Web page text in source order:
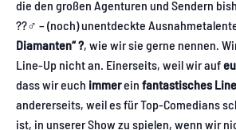
die den großen Agenturen und Sendern
??‍♂️ – (noch) unentdeckte
Diamanten“ ?, wie wir sie gerne nennen.
Line-Up nicht an. Einerseits, weil wir auf
dass wir euch immerein fantastisches
andererseits, weil es für Top-Comedians
ist, in unserer Show zu spielen, wenn wir